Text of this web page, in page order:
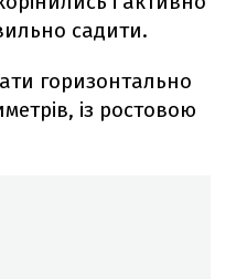
садити.
горизонтально
із ростовою